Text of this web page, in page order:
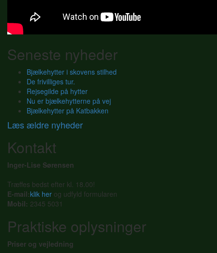
Seneste nyheder
Bjælkehytter i skovens stilhed
De frivilliges tur.
Rejsegilde på hytter
Nu er bjælkehytterne på vej
Bjælkehytter på Katbakken
Læs ældre nyheder
Kontakt
Inger-Lise Sørensen
Træffes bedst efter kl. 18.00!
E-mail:klik her og udfyld formularen
Mobil: 2345 5031
Praktiske oplysninger
Priser og vejledning